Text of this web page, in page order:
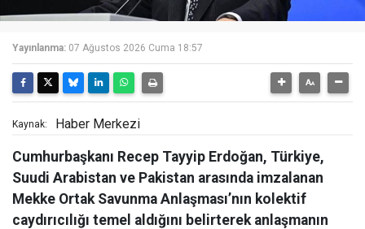
Yayınlanma: 07 Ağustos 2026 Cuma 18:57
Kaynak: Haber Merkezi
Cumhurbaşkanı Recep Tayyip Erdoğan, Türkiye,
Suudi Arabistan ve Pakistan arasında imzalanan
Mekke Ortak Savunma Anlaşması’nın kolektif
caydırıcılığı temel aldığını belirterek anlaşmanın